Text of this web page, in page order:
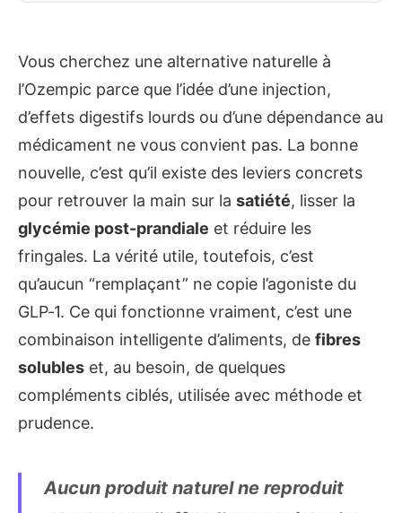
Vous cherchez une alternative naturelle à
l’Ozempic parce que l’idée d’une injection,
d’effets digestifs lourds ou d’une dépendance au
médicament ne vous convient pas. La bonne
nouvelle, c’est qu’il existe des leviers concrets
pour retrouver la main sur la satiété, lisser la
glycémie post-prandiale et réduire les
fringales. La vérité utile, toutefois, c’est
qu’aucun “remplaçant” ne copie l’agoniste du
GLP‑1. Ce qui fonctionne vraiment, c’est une
combinaison intelligente d’aliments, de fibres
solubles et, au besoin, de quelques
compléments ciblés, utilisée avec méthode et
prudence.
Aucun produit naturel ne reproduit